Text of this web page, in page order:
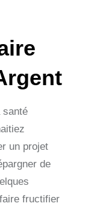
santé
un projet
de
fructifier